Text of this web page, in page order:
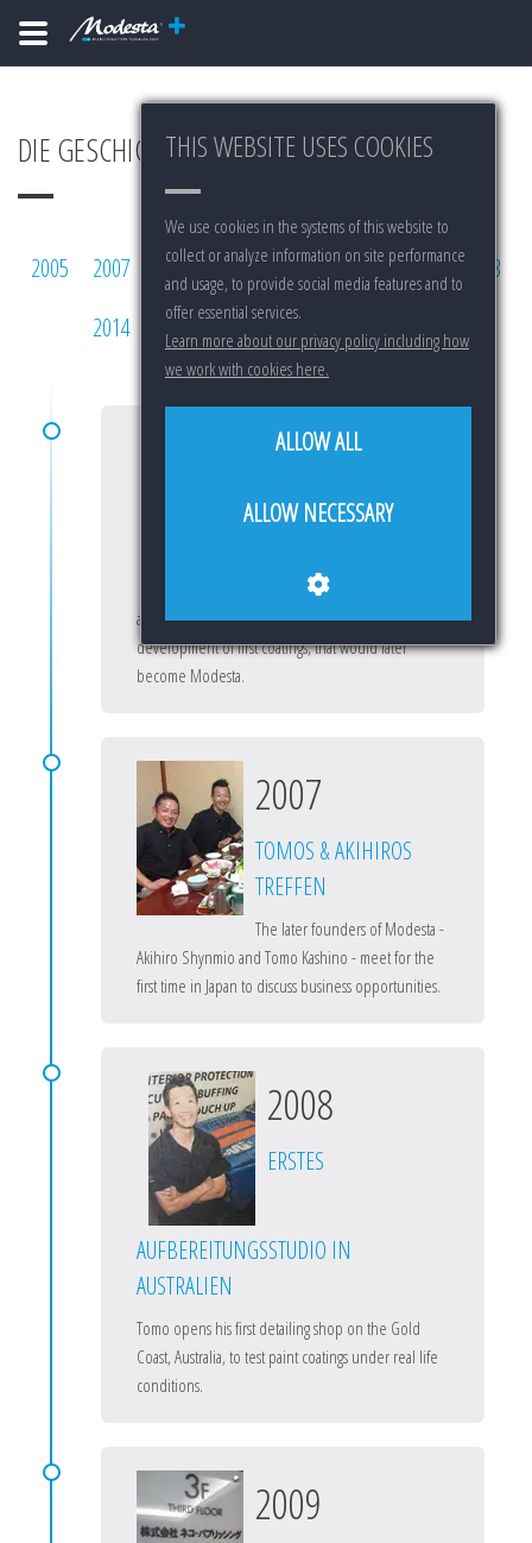
THIS WEBSITE USES COOKIES
We use cookies in the systems of this website to
collect or analyze information on site performance
and usage, to provide social media features and to
offer essential services.
Learn more about our privacy policy including how
we work with cookies here.
ALLOW ALL
ALLOW NECESSARY
DIE GESCHICHTE VON MODESTA
2005 2007 2008 2009 2010 2011 2012
2013
2014
2015 2016 2017 2018 2019
2005
START OF RESEARCH
protection coatings for the
automotive industry, which leads to the
development of first coatings, that would later
become Modesta.
2007
TOMOS & AKIHIROS
TREFFEN
The later founders of Modesta -
Akihiro Shynmio and Tomo Kashino - meet for the
first time in Japan to discuss business opportunities.
2008
ERSTES
AUFBEREITUNGSSTUDIO IN
AUSTRALIEN
Tomo opens his first detailing shop on the Gold
Coast, Australia, to test paint coatings under real life
conditions.
2009